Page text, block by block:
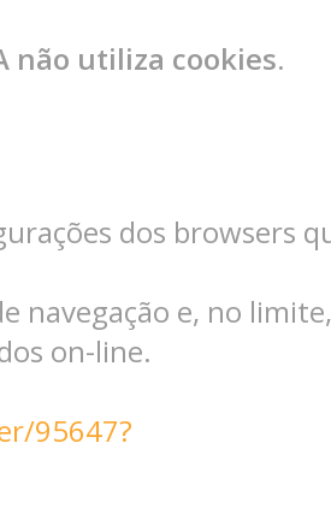
não utiliza cookies.
dos browsers
navegação e, no limite,
on-line.
95647?